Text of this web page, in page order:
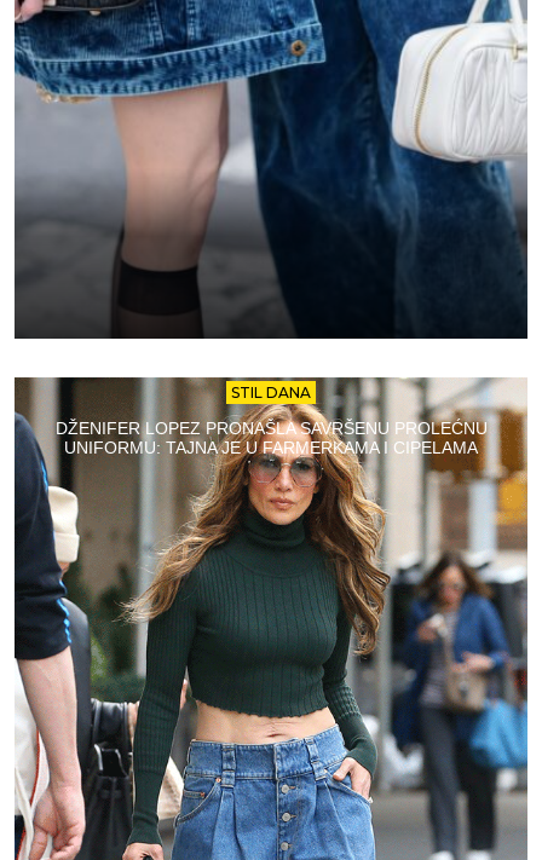
STIL DANA
DŽENIFER LOPEZ PRONAŠLA SAVRŠENU PROLEĆNU
UNIFORMU: TAJNA JE U FARMERKAMA I CIPELAMA